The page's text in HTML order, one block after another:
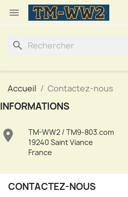

search
Accueil Contactez-nous
INFORMATIONS

TM-WW2 / TM9-803.com
19240 Saint Viance
France
CONTACTEZ-NOUS